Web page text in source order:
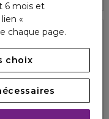
6 mois et
«
chaque page.
choix